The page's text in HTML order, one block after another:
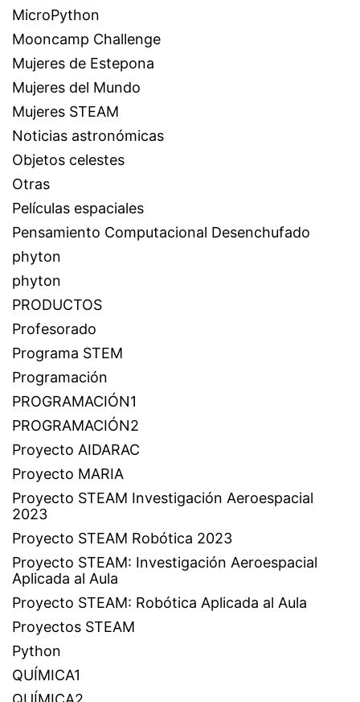
MicroPython
Mooncamp Challenge
Mujeres de Estepona
Mujeres del Mundo
Mujeres STEAM
Noticias astronómicas
Objetos celestes
Otras
Películas espaciales
Pensamiento Computacional Desenchufado
phyton
phyton
PRODUCTOS
Profesorado
Programa STEM
Programación
PROGRAMACIÓN1
PROGRAMACIÓN2
Proyecto AIDARAC
Proyecto MARIA
Proyecto STEAM Investigación Aeroespacial
2023
Proyecto STEAM Robótica 2023
Proyecto STEAM: Investigación Aeroespacial
Aplicada al Aula
Proyecto STEAM: Robótica Aplicada al Aula
Proyectos STEAM
Python
QUÍMICA1